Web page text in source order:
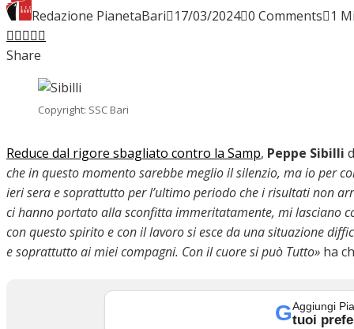
FOCUS
CALCIOMERCATO
SERIE B
Redazione PianetaBari 17/03/2024 0 Comments 1
Facebook
Twitter
LinkedIn
Pinterest
Stumbleupon
Share
Copyright: SSC Bari
Reduce dal rigore sbagliato contro la Samp, Peppe Sibilli
che in questo momento sarebbe meglio il silenzio, ma io per
ieri sera e soprattutto per l’ultimo periodo che i risultati non
ci hanno portato alla sconfitta immeritatamente, mi lasciano
con questo spirito e con il lavoro si esce da una situazione
e soprattutto ai miei compagni. Con il cuore si può Tutto» ha
GAggiungi
tuoi